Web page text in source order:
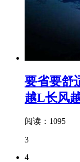
要省要舒
越L长风
阅读：1095
3
4